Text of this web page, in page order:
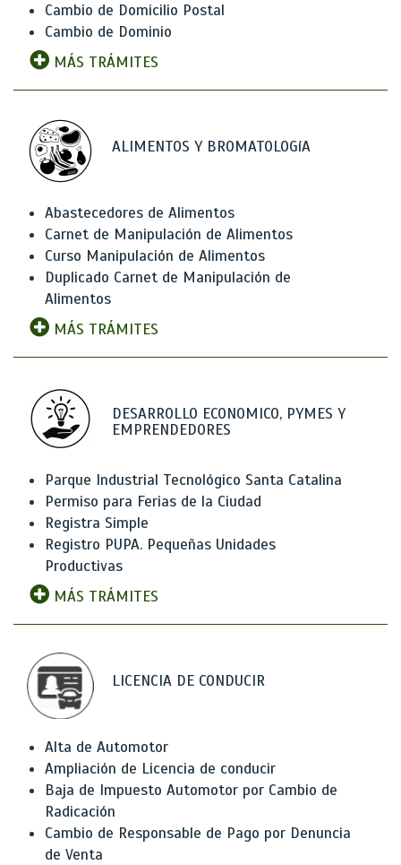
Cambio de Domicilio Postal
Cambio de Dominio
MÁS TRÁMITES
ALIMENTOS Y BROMATOLOGíA
Abastecedores de Alimentos
Carnet de Manipulación de Alimentos
Curso Manipulación de Alimentos
Duplicado Carnet de Manipulación de
Alimentos
MÁS TRÁMITES
DESARROLLO ECONOMICO, PYMES Y
EMPRENDEDORES
Parque Industrial Tecnológico Santa Catalina
Permiso para Ferias de la Ciudad
Registra Simple
Registro PUPA. Pequeñas Unidades
Productivas
MÁS TRÁMITES
LICENCIA DE CONDUCIR
Alta de Automotor
Ampliación de Licencia de conducir
Baja de Impuesto Automotor por Cambio de
Radicación
Cambio de Responsable de Pago por Denuncia
de Venta